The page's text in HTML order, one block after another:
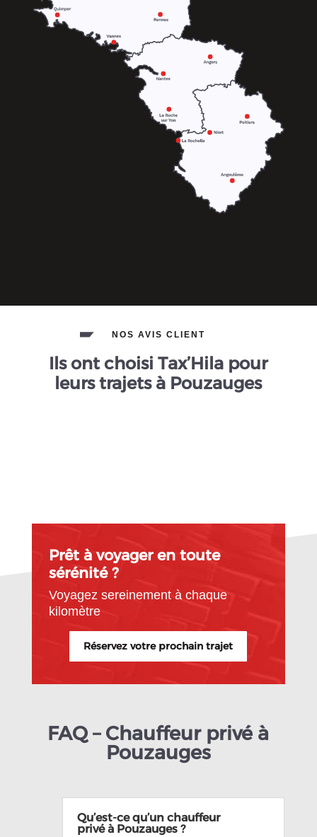
NOS AVIS CLIENT
Ils ont choisi Tax’Hila pour
leurs trajets à Pouzauges
Prêt à voyager en toute
sérénité ?
Voyagez sereinement à chaque
kilomètre
Réservez votre prochain trajet
FAQ – Chauffeur privé à
Pouzauges
Qu’est-ce qu’un chauffeur
privé à Pouzauges ?